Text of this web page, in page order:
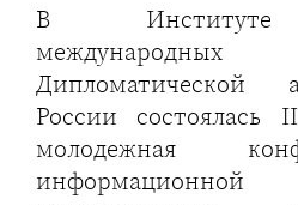
В Институте
России состоялась
молодежная
информационной